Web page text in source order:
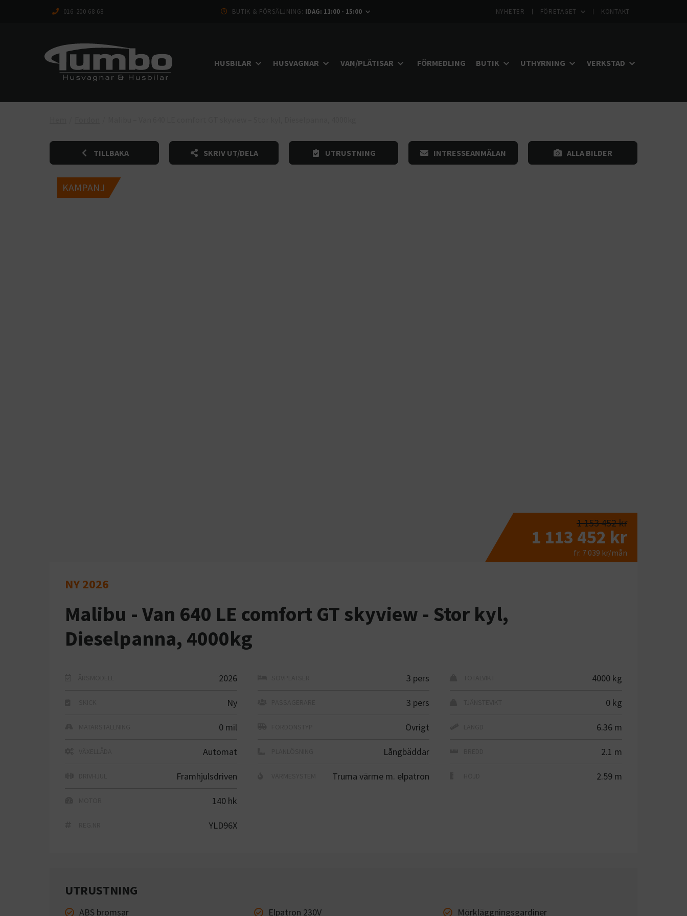
016-200 68 68 BUTIK & FÖRSÄLJNING: IDAG: 11:00 - 15:00 NYHETER FÖRETAGET KONTAKT
HUSBILAR HUSVAGNAR VAN/PLÅTISAR FÖRMEDLING BUTIK UTHYRNING VERKSTAD
TILLBAKA SKRIV UT/DELA UTRUSTNING INTRESSEANMÄLAN ALLA BILDER
KAMPANJ
1 153 452 kr
1 113 452 kr
fr. 7 039 kr/mån
NY 2026
Malibu - Van 640 LE comfort GT skyview - Stor kyl,
Dieselpanna, 4000kg
2026
Ny
0 mil
Automat
Framhjulsdriven
140 hk
YLD96X
3 pers
3 pers
Övrigt
Långbäddar
Truma värme m. elpatron
4000 kg
0 kg
6.36 m
2.1 m
2.59 m
UTRUSTNING
ABS bromsar
Elpatron 230V
Mörkläggningsgardiner